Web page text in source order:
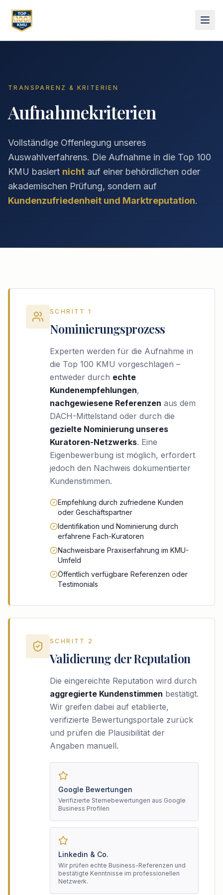
TRANSPARENZ & KRITERIEN
Aufnahmekriterien
Vollständige Offenlegung unseres
Auswahlverfahrens. Die Aufnahme in die Top 100
KMU basiert nicht auf einer behördlichen oder
akademischen Prüfung, sondern auf
Kundenzufriedenheit und Marktreputation.
SCHRITT 1
Nominierungsprozess
Experten werden für die Aufnahme in
die Top 100 KMU vorgeschlagen –
entweder durch echte
Kundenempfehlungen,
nachgewiesene Referenzen aus dem
DACH-Mittelstand oder durch die
gezielte Nominierung unseres
Kuratoren-Netzwerks. Eine
Eigenbewerbung ist möglich, erfordert
jedoch den Nachweis dokumentierter
Kundenstimmen.
Empfehlung durch zufriedene Kunden
oder Geschäftspartner
Identifikation und Nominierung durch
erfahrene Fach-Kuratoren
Nachweisbare Praxiserfahrung im KMU-
Umfeld
Öffentlich verfügbare Referenzen oder
Testimonials
SCHRITT 2
Validierung der Reputation
Die eingereichte Reputation wird durch
aggregierte Kundenstimmen bestätigt.
Wir greifen dabei auf etablierte,
verifizierte Bewertungsportale zurück
und prüfen die Plausibilität der
Angaben manuell.
Google Bewertungen
Verifizierte Sternebewertungen aus Google
Business Profilen
Linkedin & Co.
Wir prüfen echte Business-Referenzen und
bestätigte Kenntnisse im professionellen
Netzwerk.